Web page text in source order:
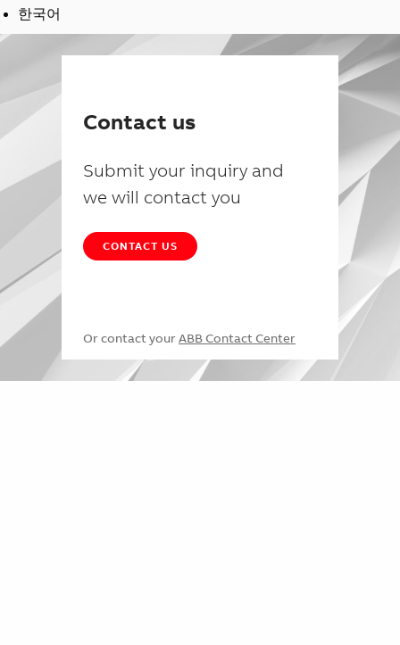
한국어
Contact us
Submit your inquiry and
we will contact you
CONTACT US
Or contact your ABB Contact Center